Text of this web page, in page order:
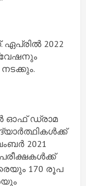
ഏപ്രില്‍ 2022
ഓഫ് ഡ്രാമ
2021
170 രൂപ